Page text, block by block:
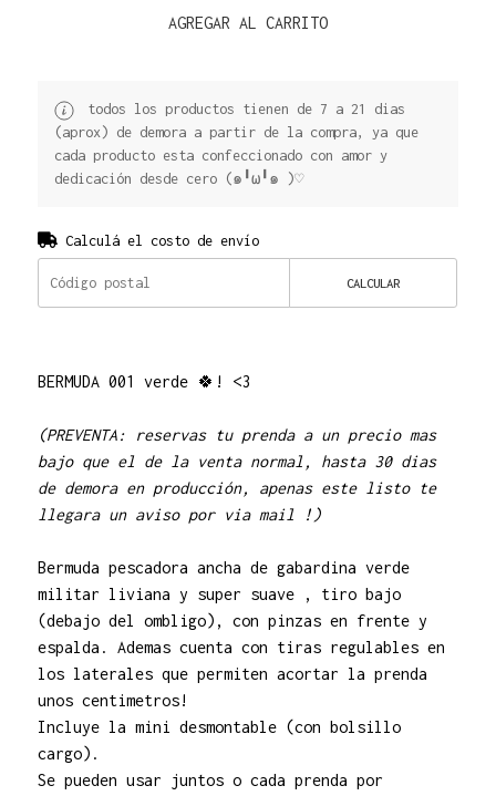
AGREGAR AL CARRITO
todos los productos tienen de 7 a 21 dias
(aprox) de demora a partir de la compra, ya que
cada producto esta confeccionado con amor y
dedicación desde cero (๑╹ω╹๑ )♡
Calculá el costo de envío
CALCULAR
BERMUDA 001 verde 🍀! <3
(PREVENTA: reservas tu prenda a un precio mas
bajo que el de la venta normal, hasta 30 dias
de demora en producción, apenas este listo te
llegara un aviso por via mail !)
Bermuda pescadora ancha de gabardina verde
militar liviana y super suave , tiro bajo
(debajo del ombligo), con pinzas en frente y
espalda. Ademas cuenta con tiras regulables en
los laterales que permiten acortar la prenda
unos centimetros!
Incluye la mini desmontable (con bolsillo
cargo).
Se pueden usar juntos o cada prenda por